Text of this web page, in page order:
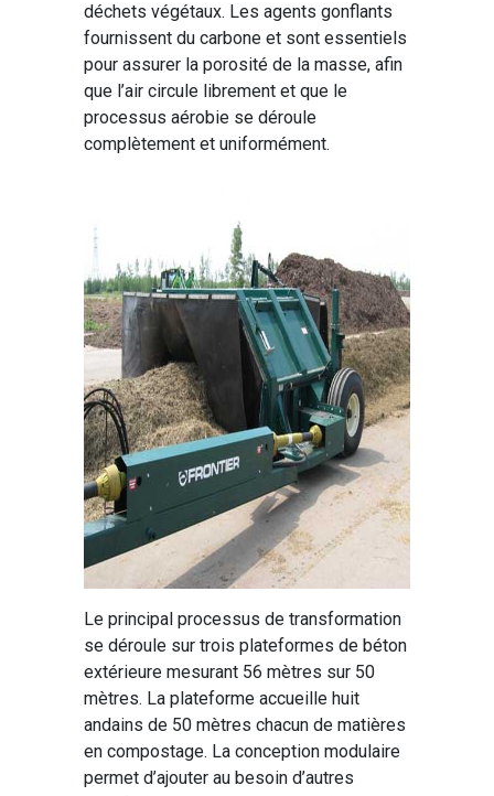
déchets végétaux. Les agents gonflants
fournissent du carbone et sont essentiels
pour assurer la porosité de la masse, afin
que l’air circule librement et que le
processus aérobie se déroule
complètement et uniformément.
Le principal processus de transformation
se déroule sur trois plateformes de béton
extérieure mesurant 56 mètres sur 50
mètres. La plateforme accueille huit
andains de 50 mètres chacun de matières
en compostage. La conception modulaire
permet d’ajouter au besoin d’autres